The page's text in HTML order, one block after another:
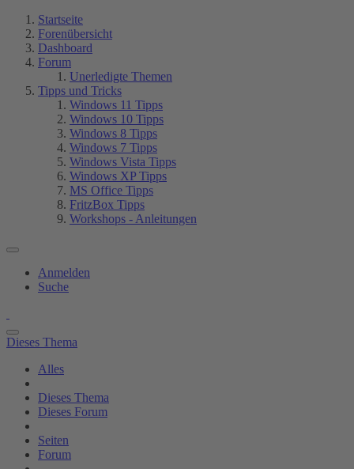
Startseite
Forenübersicht
Dashboard
Forum
Unerledigte Themen
Tipps und Tricks
Windows 11 Tipps
Windows 10 Tipps
Windows 8 Tipps
Windows 7 Tipps
Windows Vista Tipps
Windows XP Tipps
MS Office Tipps
FritzBox Tipps
Workshops - Anleitungen
Anmelden
Suche
Dieses Thema
Alles
Dieses Thema
Dieses Forum
Seiten
Forum